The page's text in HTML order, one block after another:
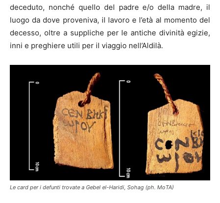
deceduto, nonché quello del padre e/o della madre, il
luogo da dove proveniva, il lavoro e l’età al momento del
decesso, oltre a suppliche per le antiche divinità egizie,
inni e preghiere utili per il viaggio nell’Aldilà.
Le card per i defunti trovate a Gebel el-Haridi, Sohag (ph. MoTA)